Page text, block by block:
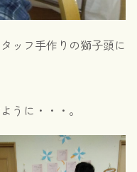
ッフ手作りの獅子頭に
うに・・・。